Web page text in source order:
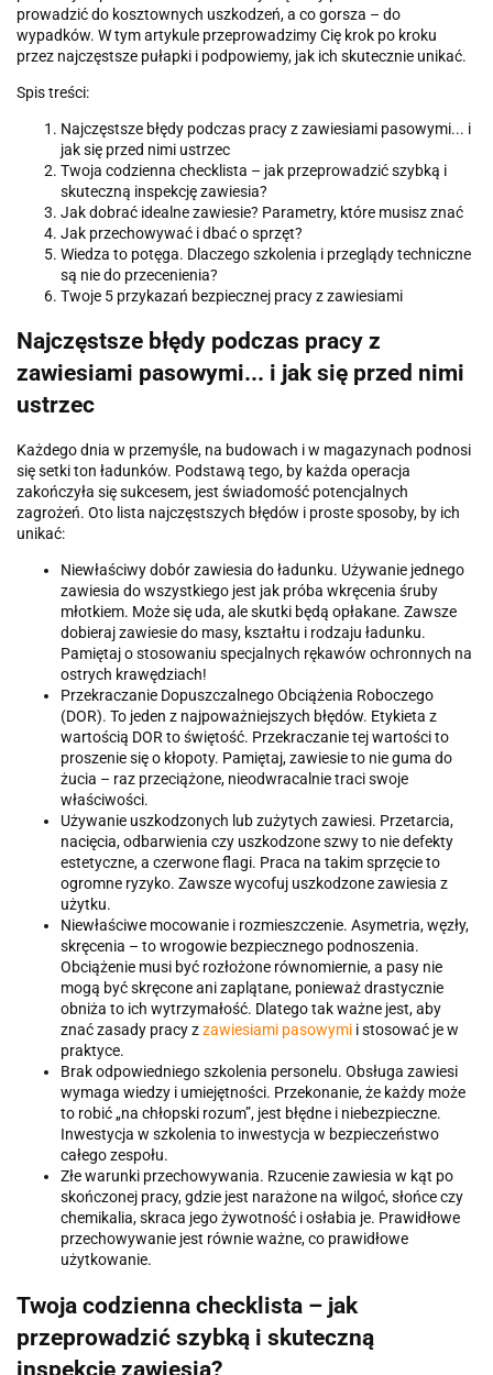
prowadzić do kosztownych uszkodzeń, a co gorsza – do
wypadków. W tym artykule przeprowadzimy Cię krok po kroku
przez najczęstsze pułapki i podpowiemy, jak ich skutecznie unikać.
Spis treści:
Najczęstsze błędy podczas pracy z zawiesiami pasowymi... i
jak się przed nimi ustrzec
Twoja codzienna checklista – jak przeprowadzić szybką i
skuteczną inspekcję zawiesia?
Jak dobrać idealne zawiesie? Parametry, które musisz znać
Jak przechowywać i dbać o sprzęt?
Wiedza to potęga. Dlaczego szkolenia i przeglądy techniczne
są nie do przecenienia?
Twoje 5 przykazań bezpiecznej pracy z zawiesiami
Najczęstsze błędy podczas pracy z
zawiesiami pasowymi... i jak się przed nimi
ustrzec
Każdego dnia w przemyśle, na budowach i w magazynach podnosi
się setki ton ładunków. Podstawą tego, by każda operacja
zakończyła się sukcesem, jest świadomość potencjalnych
zagrożeń. Oto lista najczęstszych błędów i proste sposoby, by ich
unikać:
Niewłaściwy dobór zawiesia do ładunku. Używanie jednego
zawiesia do wszystkiego jest jak próba wkręcenia śruby
młotkiem. Może się uda, ale skutki będą opłakane. Zawsze
dobieraj zawiesie do masy, kształtu i rodzaju ładunku.
Pamiętaj o stosowaniu specjalnych rękawów ochronnych na
ostrych krawędziach!
Przekraczanie Dopuszczalnego Obciążenia Roboczego
(DOR). To jeden z najpoważniejszych błędów. Etykieta z
wartością DOR to świętość. Przekraczanie tej wartości to
proszenie się o kłopoty. Pamiętaj, zawiesie to nie guma do
żucia – raz przeciążone, nieodwracalnie traci swoje
właściwości.
Używanie uszkodzonych lub zużytych zawiesi. Przetarcia,
nacięcia, odbarwienia czy uszkodzone szwy to nie defekty
estetyczne, a czerwone flagi. Praca na takim sprzęcie to
ogromne ryzyko. Zawsze wycofuj uszkodzone zawiesia z
użytku.
Niewłaściwe mocowanie i rozmieszczenie. Asymetria, węzły,
skręcenia – to wrogowie bezpiecznego podnoszenia.
Obciążenie musi być rozłożone równomiernie, a pasy nie
mogą być skręcone ani zaplątane, ponieważ drastycznie
obniża to ich wytrzymałość. Dlatego tak ważne jest, aby
znać zasady pracy zzawiesiami pasowymi i stosować je w
praktyce.
Brak odpowiedniego szkolenia personelu. Obsługa zawiesi
wymaga wiedzy i umiejętności. Przekonanie, że każdy może
to robić „na chłopski rozum”, jest błędne i niebezpieczne.
Inwestycja w szkolenia to inwestycja w bezpieczeństwo
całego zespołu.
Złe warunki przechowywania. Rzucenie zawiesia w kąt po
skończonej pracy, gdzie jest narażone na wilgoć, słońce czy
chemikalia, skraca jego żywotność i osłabia je. Prawidłowe
przechowywanie jest równie ważne, co prawidłowe
użytkowanie.
Twoja codzienna checklista – jak
przeprowadzić szybką i skuteczną
inspekcję zawiesia?